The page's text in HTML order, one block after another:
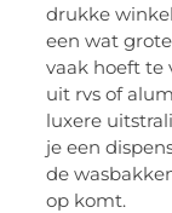
drukke
een wat
vaak hoeft te
uit rvs of
luxere
je een
de
op komt.